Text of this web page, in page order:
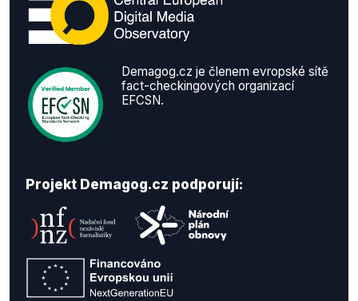
Demagog.cz je členem evropské sítě
fact-checkingových organizací
EFCSN.
Projekt Demagog.cz podporují: